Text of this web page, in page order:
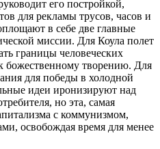
его постройкой,
для рекламы трусов, часов и
в себе две главные
миссии. Для Коула полет
границы человеческих
божественному творению. Для
для победы в холодной
идеи иронизируют над
но эта, самая
с коммунизмом,
освобождая время для менее